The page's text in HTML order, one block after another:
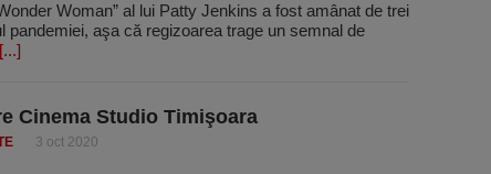
Woman” al lui Patty Jenkins a fost amânat de trei
pandemiei, aşa că regizoarea trage un semnal de
[...]
Cinema Studio Timişoara
3 oct 2020